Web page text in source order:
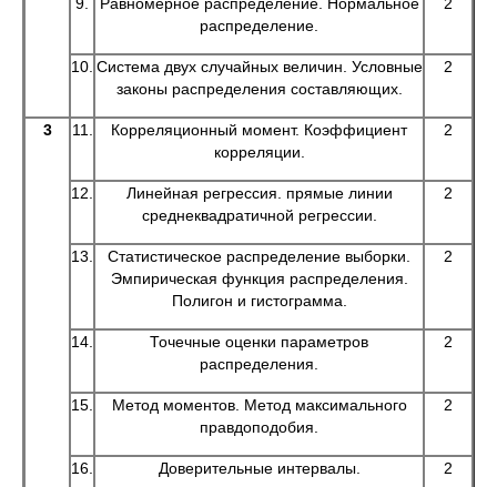
распределение.
10. Система двух случайных величин. Условные
законы распределения составляющих.
2
3 11.
Корреляционный момент. Коэффициент
корреляции.
2
12.
Линейная регрессия. прямые линии
среднеквадратичной регрессии.
2
13.
Статистическое распределение выборки.
Эмпирическая функция распределения.
Полигон и гистограмма.
2
14.
Точечные оценки параметров
распределения.
2
15.
Метод моментов. Метод максимального
правдоподобия.
2
16. Доверительные интервалы. 2